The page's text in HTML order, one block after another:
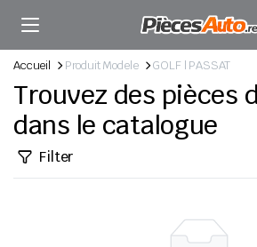
Accueil Produit Modele GOLF | PASSAT
Trouvez des pièces
dans le catalogue
Filter